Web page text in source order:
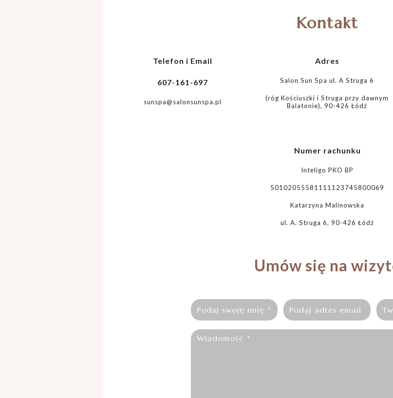
Kontakt
Telefon i Email
607-161-697
sunspa@salonsunspa.pl
Adres
Salon Sun Spa ul. A Struga 6
(róg Kościuszki i Struga przy dawnym
Balatonie), 90-426 Łódź
Numer rachunku
Inteligo PKO BP
50102055581111123745800069
Katarzyna Malinowska
ul. A. Struga 6, 90-426 Łódź
Umów się na